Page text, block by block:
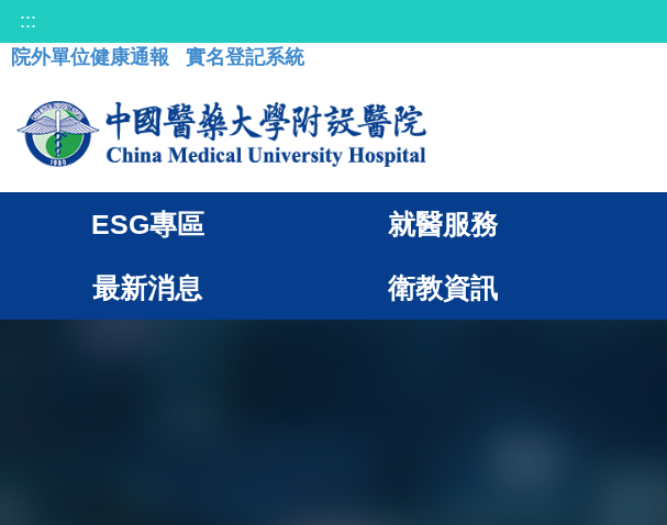
:::
院外單位健康通報
實名登記系統
ESG專區 就醫服務
最新消息 衛教資訊